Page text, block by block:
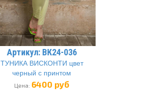
Артикул: ВК24-036
ТУНИКА ВИСКОНТИ цвет
черный с принтом
Цена: 6400 руб